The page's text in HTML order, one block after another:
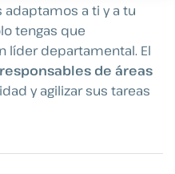
adaptamos a ti y a tu
tengas que
líder departamental. El
responsables de áreas
y agilizar sus tareas